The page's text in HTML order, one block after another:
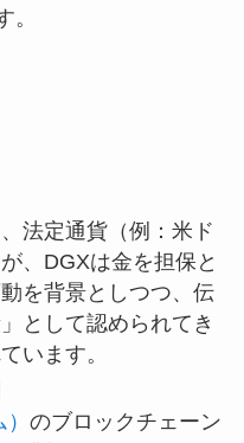
。
法定通貨（例：米ド
、DGXは金を担保と
を背景としつつ、伝
として認められてき
います。
のブロックチェーン